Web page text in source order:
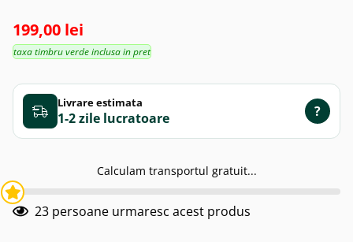
199,00 lei
taxa timbru verde inclusa in pret
Livrare estimata
1-2 zile ?
Calculam transportul gratuit...
23 persoane urmaresc acest produs